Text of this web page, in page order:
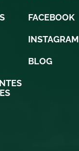
FACEBOOK
INSTAGRAM
BLOG